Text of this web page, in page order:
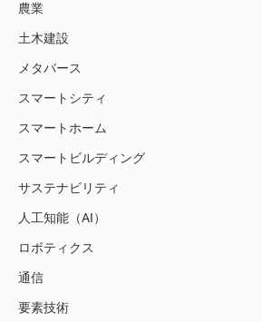
農業
土木建設
メタバース
スマートシティ
スマートホーム
スマートビルディング
サステナビリティ
人工知能（AI）
ロボティクス
通信
要素技術